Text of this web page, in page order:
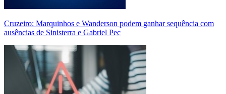
Cruzeiro: Marquinhos e Wanderson podem ganhar sequência com
ausências de Sinisterra e Gabriel Pec